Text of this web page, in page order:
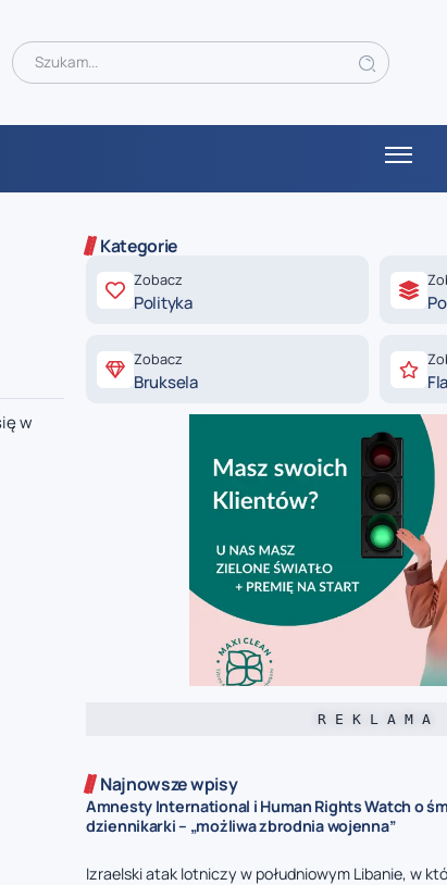
w
Kategorie
Zobacz
Polityka
Zobacz
Bruksela
R E K L A M A
Najnowsze wpisy
Amnesty International i Human Rights Watch o
dziennikarki – „możliwa zbrodnia wojenna”
Izraelski atak lotniczy w południowym Libanie, w